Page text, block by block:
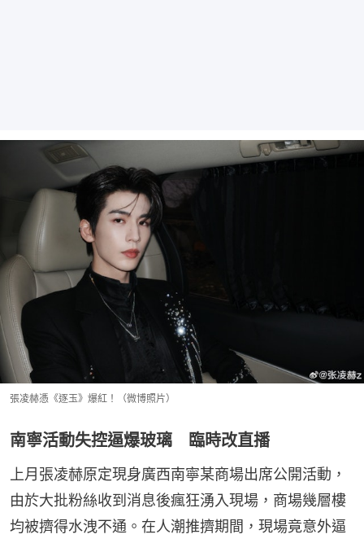
張凌赫憑《逐玉》爆紅！（微博照片）
南寧活動失控逼爆玻璃 臨時改直播
上月張凌赫原定現身廣西南寧某商場出席公開活動，
由於大批粉絲收到消息後瘋狂湧入現場，商場幾層樓
均被擠得水洩不通。在人潮推擠期間，現場竟意外逼